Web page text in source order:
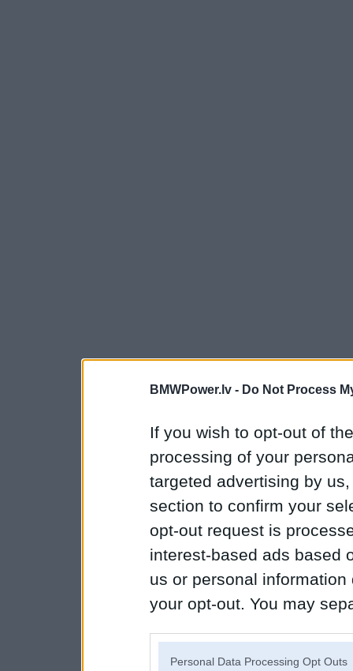
BMWPower.lv - Do Not Process
If you wish to opt-out of
processing of your
targeted advertising by
section to confirm your
opt-out request is
interest-based ads based
us or personal
your opt-out. You may
Personal Data Processing Opt Outs